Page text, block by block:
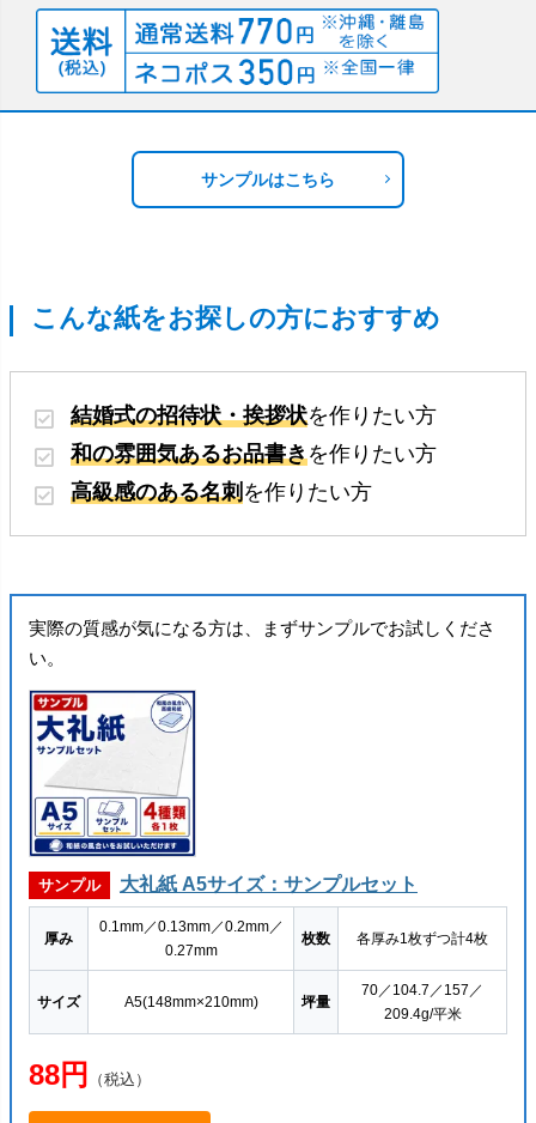
サンプルはこちら
こんな紙をお探しの方におすすめ
結婚式の招待状・挨拶状を作りたい方
和の雰囲気あるお品書きを作りたい方
高級感のある名刺を作りたい方
実際の質感が気になる方は、まずサンプルでお試しくださ
い。
サンプル 大礼紙 A5サイズ：サンプルセット
厚み
0.1mm／0.13mm／0.2mm／
0.27mm
枚数 各厚み1枚ずつ計4枚
サイズ A5(148mm×210mm) 坪量
70／104.7／157／
209.4g/平米
88円 （税込）